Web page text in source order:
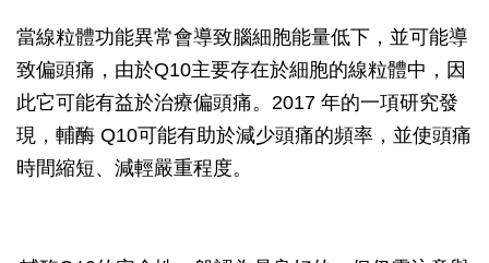
當線粒體功能異常會導致腦細胞能量低下，並可能導
致偏頭痛，由於Q10主要存在於細胞的線粒體中，因
此它可能有益於治療偏頭痛。2017 年的一項研究發
現，輔酶 Q10可能有助於減少頭痛的頻率，並使頭痛
時間縮短、減輕嚴重程度。